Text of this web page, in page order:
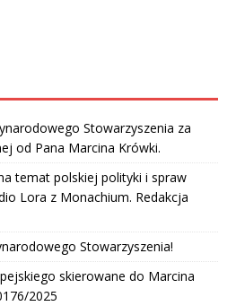
Stowarzyszenia za
od Pana Marcina Krówki.
temat polskiej polityki i spraw
Lora z Monachium. Redakcja
Stowarzyszenia!
skierowane do Marcina
2025